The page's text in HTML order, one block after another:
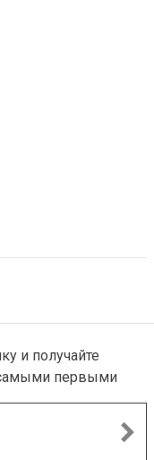
и получайте
первыми